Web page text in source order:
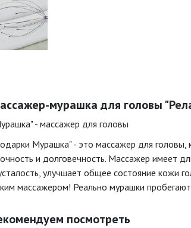
мурашка для головы
- массажер для головы
Мурашка" - это массажер для
и долговечность. Массажер имеет
улучшает общее состояние кожи
массажером! Реально мурашки
посмотреть